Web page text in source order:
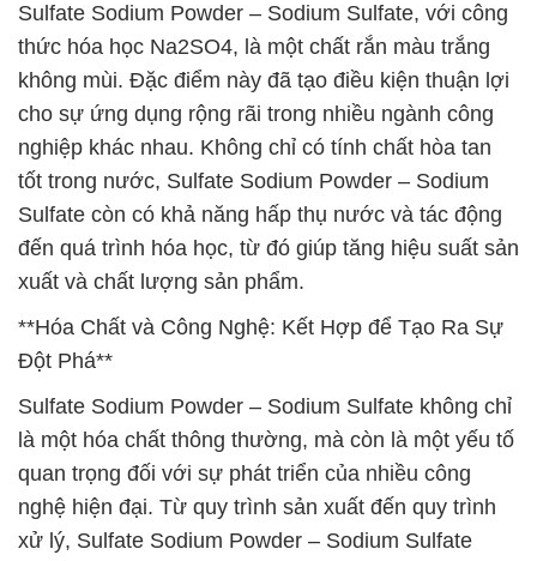
Sulfate Sodium Powder – Sodium Sulfate, với công
thức hóa học Na2SO4, là một chất rắn màu trắng
không mùi. Đặc điểm này đã tạo điều kiện thuận lợi
cho sự ứng dụng rộng rãi trong nhiều ngành công
nghiệp khác nhau. Không chỉ có tính chất hòa tan
tốt trong nước, Sulfate Sodium Powder – Sodium
Sulfate còn có khả năng hấp thụ nước và tác động
đến quá trình hóa học, từ đó giúp tăng hiệu suất sản
xuất và chất lượng sản phẩm.
**Hóa Chất và Công Nghệ: Kết Hợp để Tạo Ra Sự
Đột Phá**
Sulfate Sodium Powder – Sodium Sulfate không chỉ
là một hóa chất thông thường, mà còn là một yếu tố
quan trọng đối với sự phát triển của nhiều công
nghệ hiện đại. Từ quy trình sản xuất đến quy trình
xử lý, Sulfate Sodium Powder – Sodium Sulfate